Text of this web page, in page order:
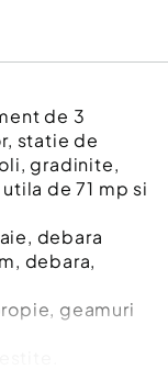
de 3
statie de
gradinite,
de 71 mp si
debara
debara,
geamuri